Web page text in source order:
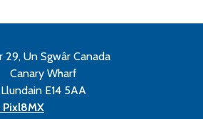
29, Un Sgwâr Canada
Canary Wharf
Llundain E14 5AA